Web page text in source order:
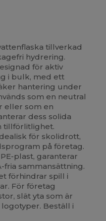
tillverkad
hydrering.
för aktiv
i bulk, med ett
hantering under
som en neutral
eller som en
dess solida
tillförlitlighet.
för skolidrott,
på företag.
plast, garanterar
fria sammansättning.
förhindrar spill i
För företag
slät yta som är
logotyper. Beställ i